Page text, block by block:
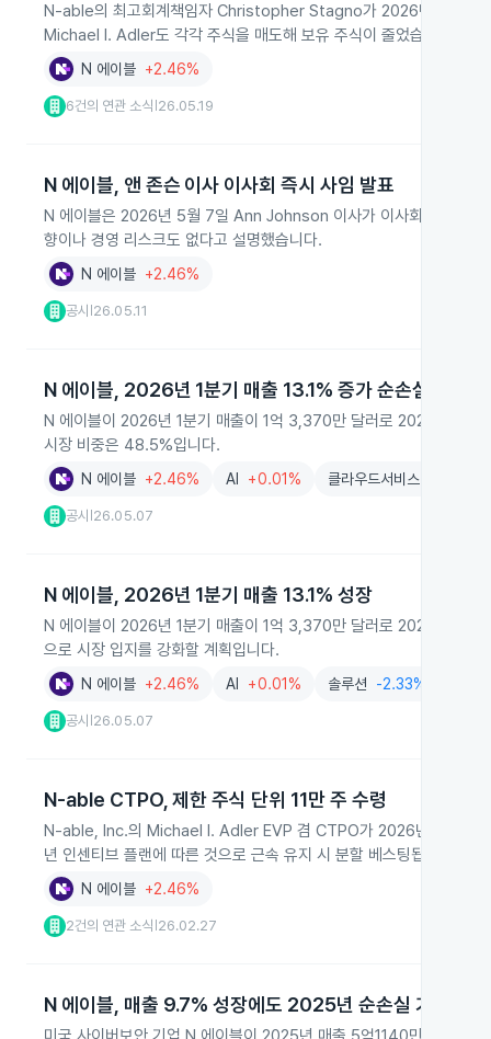
N-able의 최고회계책임자 Christopher Stagno가 2026년 5월 15
Michael I. Adler도 각각 주식을 매도해 보유 주식이 줄었습니다.
N 에이블 +2.46%
6건의 연관 소식 26.05.19
N 에이블, 앤 존슨 이사 이사회 즉시 사임 발표
N 에이블은 2026년 5월 7일 Ann Johnson 이사가 이사회와 위원회
향이나 경영 리스크도 없다고 설명했습니다.
N 에이블 +2.46%
공시 26.05.11
N 에이블, 2026년 1분기 매출 13.1% 증가 순손실 감소
N 에이블이 2026년 1분기 매출이 1억 3,370만 달러로 2025년보다
시장 비중은 48.5%입니다.
N 에이블 +2.46% AI +0.01% 클라우드서비스
공시 26.05.07
N 에이블, 2026년 1분기 매출 13.1% 성장
N 에이블이 2026년 1분기 매출이 1억 3,370만 달러로 2025년보다
으로 시장 입지를 강화할 계획입니다.
N 에이블 +2.46% AI +0.01% 솔루션 -2.33%
공시 26.05.07
N-able CTPO, 제한 주식 단위 11만 주 수령
N-able, Inc.의 Michael I. Adler EVP 겸 CTPO가 2026년 2월 25
년 인센티브 플랜에 따른 것으로 근속 유지 시 분할 베스팅됩니다.
N 에이블 +2.46%
2건의 연관 소식 26.02.27
N 에이블, 매출 9.7% 성장에도 2025년 순손실 기록